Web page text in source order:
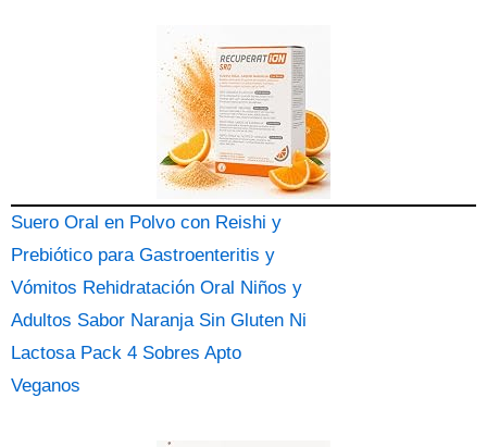
Suero Oral en Polvo con Reishi y
Prebiótico para Gastroenteritis y
Vómitos Rehidratación Oral Niños y
Adultos Sabor Naranja Sin Gluten Ni
Lactosa Pack 4 Sobres Apto
Veganos